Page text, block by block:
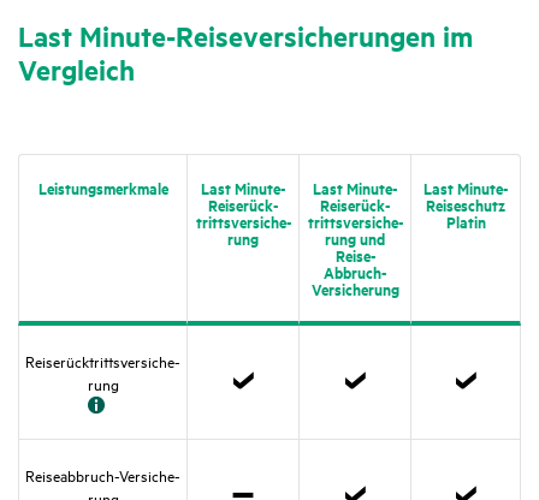
Last Minute-Reise­ver­si­che­rungen im
Vergleich
Leis­tungs­merk­male Last Minute-
Reise­rück­
tritts­versi­che­
rung
Last Minute-
Reise­rück­
tritts­versi­che­
rung und
Reise-
Abbruch-
Versi­che­rung
Last Minute-
Reise­schutz
Platin
Reise­rück­tritts­versi­che­
rung
fend
fend
fend
Reise­ab­bruch­-Versi­che­